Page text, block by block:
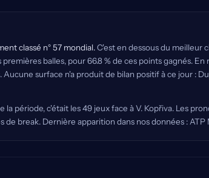
classé n° 57 mondial.C'est en dessous du meilleur
balles, pour 66.8 % de ces points gagnés.
surface n'a produit de bilan positif à ce jour :
période, c'était les 49 jeux face à V. Kopřiva. Les
break. Dernière apparition dans nos données : ATP